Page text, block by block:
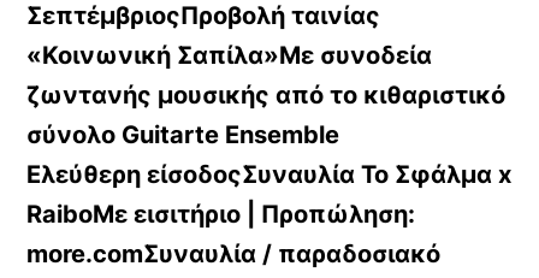
ΣεπτέμβριοςΠροβολή ταινίας
«Κοινωνική Σαπίλα»Με συνοδεία
ζωντανής μουσικής από το κιθαριστικό
σύνολο Guitarte Ensemble
Ελεύθερη είσοδοςΣυναυλία Το Σφάλμα x
RaiboΜε εισιτήριο | Προπώληση:
more.comΣυναυλία / παραδοσιακό